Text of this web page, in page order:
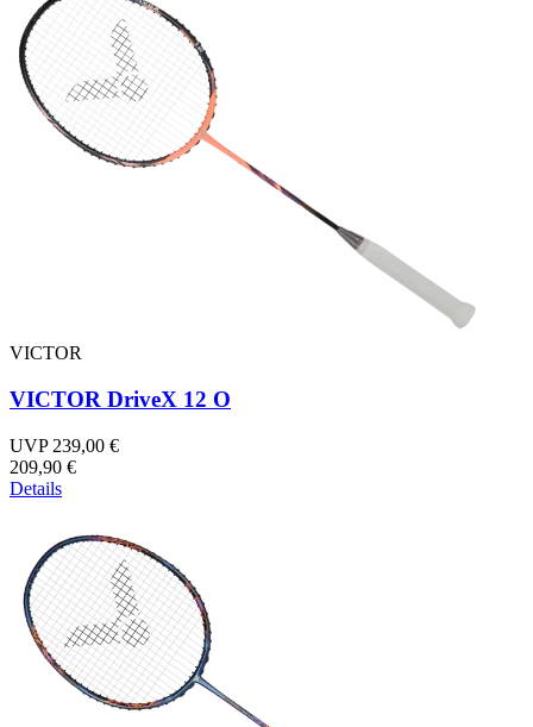
VICTOR
VICTOR DriveX 12 O
UVP 239,00 €
209,90 €
Details